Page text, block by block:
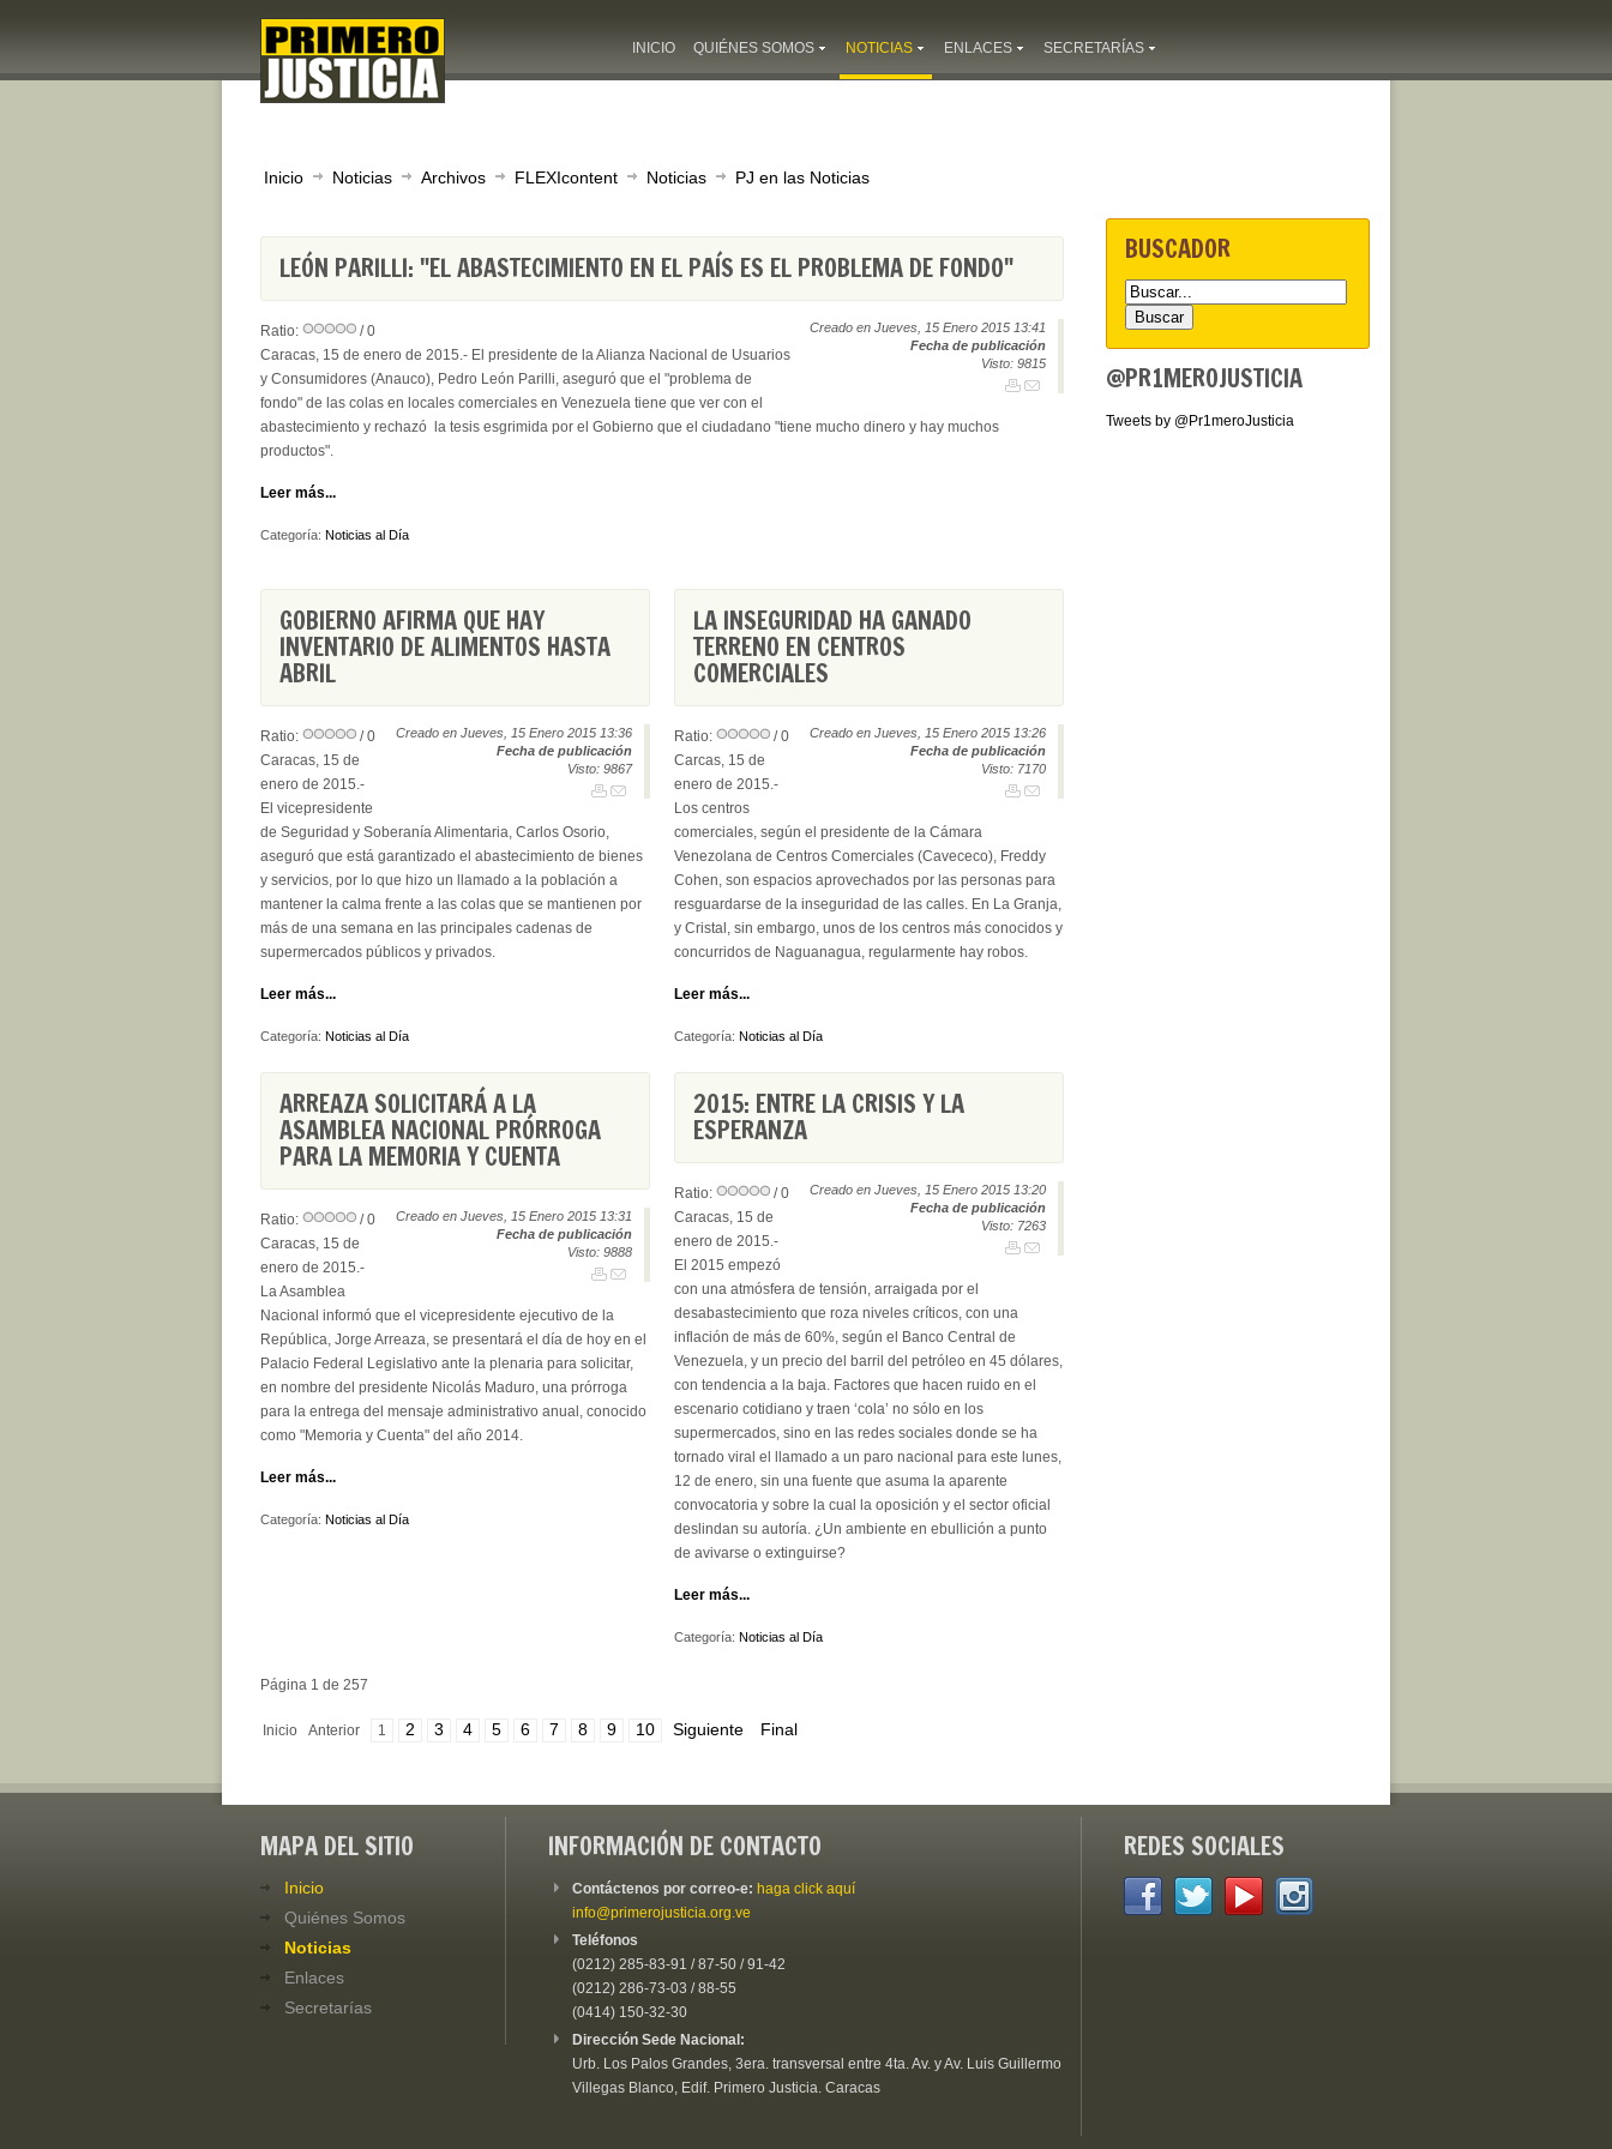
INICIO QUIÉNES SOMOS NOTICIAS ENLACES SECRETARÍAS
Inicio Noticias Archivos FLEXIcontent Noticias PJ en las Noticias
LEÓN PARILLI: "EL ABASTECIMIENTO EN EL PAÍS ES EL PROBLEMA DE FONDO"
Creado en Jueves, 15 Enero 2015 13:41
Fecha de publicación
Visto: 9815
Ratio:
/ 0
Caracas, 15 de enero de 2015.- El presidente de la Alianza Nacional de Usuarios
y Consumidores (Anauco), Pedro León Parilli, aseguró que el "problema de
fondo" de las colas en locales comerciales en Venezuela tiene que ver con el
abastecimiento y rechazó la tesis esgrimida por el Gobierno que el ciudadano "tiene mucho dinero y hay muchos
productos".
Leer más...
Categoría: Noticias al Día
GOBIERNO AFIRMA QUE HAY
INVENTARIO DE ALIMENTOS HASTA
ABRIL
Creado en Jueves, 15 Enero 2015 13:36
Fecha de publicación
Visto: 9867
Ratio:
/ 0
Caracas, 15 de
enero de 2015.-
El vicepresidente
de Seguridad y Soberanía Alimentaria, Carlos Osorio,
aseguró que está garantizado el abastecimiento de bienes
y servicios, por lo que hizo un llamado a la población a
mantener la calma frente a las colas que se mantienen por
más de una semana en las principales cadenas de
supermercados públicos y privados.
Leer más...
Categoría: Noticias al Día
LA INSEGURIDAD HA GANADO
TERRENO EN CENTROS
COMERCIALES
Creado en Jueves, 15 Enero 2015 13:26
Fecha de publicación
Visto: 7170
Ratio:
/ 0
Carcas, 15 de
enero de 2015.-
Los centros
comerciales, según el presidente de la Cámara
Venezolana de Centros Comerciales (Cavececo), Freddy
Cohen, son espacios aprovechados por las personas para
resguardarse de la inseguridad de las calles. En La Granja,
y Cristal, sin embargo, unos de los centros más conocidos y
concurridos de Naguanagua, regularmente hay robos.
Leer más...
Categoría: Noticias al Día
ARREAZA SOLICITARÁ A LA
ASAMBLEA NACIONAL PRÓRROGA
PARA LA MEMORIA Y CUENTA
Creado en Jueves, 15 Enero 2015 13:31
Fecha de publicación
Visto: 9888
Ratio:
/ 0
Caracas, 15 de
enero de 2015.-
La Asamblea
Nacional informó que el vicepresidente ejecutivo de la
República, Jorge Arreaza, se presentará el día de hoy en el
Palacio Federal Legislativo ante la plenaria para solicitar,
en nombre del presidente Nicolás Maduro, una prórroga
para la entrega del mensaje administrativo anual, conocido
como "Memoria y Cuenta" del año 2014.
Leer más...
Categoría: Noticias al Día
2015: ENTRE LA CRISIS Y LA
ESPERANZA
Creado en Jueves, 15 Enero 2015 13:20
Fecha de publicación
Visto: 7263
Ratio:
/ 0
Caracas, 15 de
enero de 2015.-
El 2015 empezó
con una atmósfera de tensión, arraigada por el
desabastecimiento que roza niveles críticos, con una
inflación de más de 60%, según el Banco Central de
Venezuela, y un precio del barril del petróleo en 45 dólares,
con tendencia a la baja. Factores que hacen ruido en el
escenario cotidiano y traen ‘cola’ no sólo en los
supermercados, sino en las redes sociales donde se ha
tornado viral el llamado a un paro nacional para este lunes,
12 de enero, sin una fuente que asuma la aparente
convocatoria y sobre la cual la oposición y el sector oficial
deslindan su autoría. ¿Un ambiente en ebullición a punto
de avivarse o extinguirse?
Leer más...
Categoría: Noticias al Día
Página 1 de 257
Inicio Anterior 1 2 3 4 5 6 7 8 9 10 Siguiente Final
BUSCADOR
@PR1MEROJUSTICIA
Tweets by @Pr1meroJusticia
MAPA DEL SITIO
Inicio
Quiénes Somos
Noticias
Enlaces
Secretarías
INFORMACIÓN DE CONTACTO
Contáctenos por correo-e: haga click aquí
info@primerojusticia.org.ve
Teléfonos
(0212) 285-83-91 / 87-50 / 91-42
(0212) 286-73-03 / 88-55
(0414) 150-32-30
Dirección Sede Nacional:
Urb. Los Palos Grandes, 3era. transversal entre 4ta. Av. y Av. Luis Guillermo
Villegas Blanco, Edif. Primero Justicia. Caracas
REDES SOCIALES